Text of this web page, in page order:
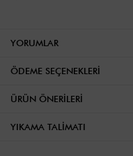
YORUMLAR
ÖDEME SEÇENEKLERI
ÜRÜN ÖNERILERI
YIKAMA TALIMATI